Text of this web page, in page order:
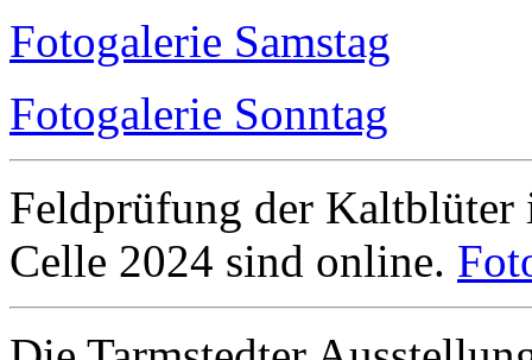
Fotogalerie Samstag
Fotogalerie Sonntag
Feldprüfung der Kaltblüter
Celle 2024 sind online.